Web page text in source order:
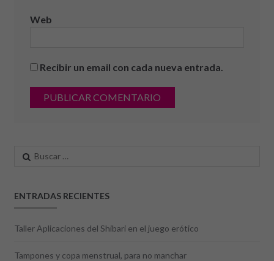
Web
Recibir un email con cada nueva entrada.
Buscar:
ENTRADAS RECIENTES
Taller Aplicaciones del Shibari en el juego erótico
Tampones y copa menstrual, para no manchar